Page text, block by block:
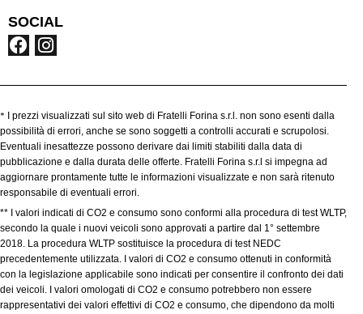
SOCIAL
*
I prezzi visualizzati sul sito web di Fratelli Forina s.r.l. non sono esenti dalla
possibilità di errori, anche se sono soggetti a controlli accurati e scrupolosi.
Eventuali inesattezze possono derivare dai limiti stabiliti dalla data di
pubblicazione e dalla durata delle offerte. Fratelli Forina s.r.l si impegna ad
aggiornare prontamente tutte le informazioni visualizzate e non sarà ritenuto
responsabile di eventuali errori.
** I valori indicati di CO2 e consumo sono conformi alla procedura di test WLTP,
secondo la quale i nuovi veicoli sono approvati a partire dal 1° settembre
2018. La procedura WLTP sostituisce la procedura di test NEDC
precedentemente utilizzata. I valori di CO2 e consumo ottenuti in conformità
con la legislazione applicabile sono indicati per consentire il confronto dei dati
dei veicoli. I valori omologati di CO2 e consumo potrebbero non essere
rappresentativi dei valori effettivi di CO2 e consumo, che dipendono da molti